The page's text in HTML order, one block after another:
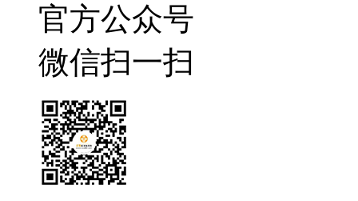
官方公众号
微信扫一扫